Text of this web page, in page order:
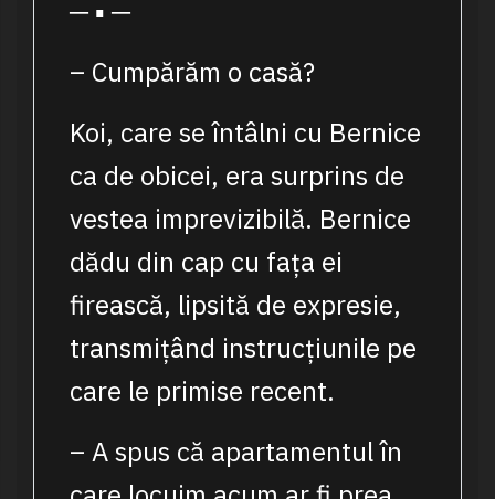
─ ▪ ─
– Cumpărăm o casă?
Koi, care se întâlni cu Bernice
ca de obicei, era surprins de
vestea imprevizibilă. Bernice
dădu din cap cu fața ei
firească, lipsită de expresie,
transmițând instrucțiunile pe
care le primise recent.
– A spus că apartamentul în